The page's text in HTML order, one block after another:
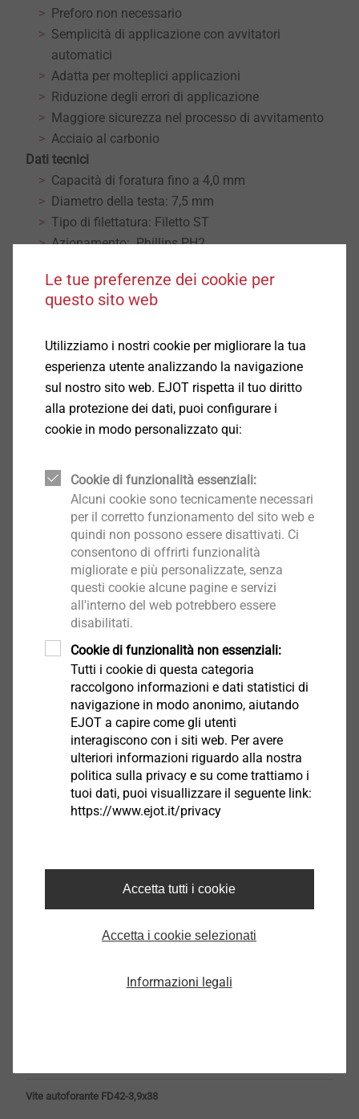
Preforo non necessario
Semplicità di applicazione con avvitatori
automatici
Adatta per molteplici applicazioni
Riduzione degli errori di applicazione
Maggiore sicurezza nel processo di avvitamento
Acciaio al carbonio
Dati tecnici
Capacità di foratura fino a 4,0 mm
Diametro della testa: 7,5 mm
Tipo di filettatura: Filetto ST
Azionamento: Phillips PH2
Download
Product data sheet.pdf 155 KB
Nota: Il trattamento EJOSEAL offre una maggior
Filtro
Vite autoforante FD42 3,9x16
7260822607
Vite autoforante FD42 3,9x19
7260823607
Vite autoforante FD42-3,9x38
Le tue preferenze dei cookie per
questo sito web
Utilizziamo i nostri cookie per migliorare la tua
esperienza utente analizzando la navigazione
sul nostro sito web. EJOT rispetta il tuo diritto
alla protezione dei dati, puoi configurare i
cookie in modo personalizzato qui:
Cookie di funzionalità essenziali:
Alcuni cookie sono tecnicamente necessari
per il corretto funzionamento del sito web e
quindi non possono essere disattivati. Ci
consentono di offrirti funzionalità
migliorate e più personalizzate, senza
questi cookie alcune pagine e servizi
all'interno del web potrebbero essere
disabilitati.
Cookie di funzionalità non essenziali:
Tutti i cookie di questa categoria
raccolgono informazioni e dati statistici di
navigazione in modo anonimo, aiutando
EJOT a capire come gli utenti
interagiscono con i siti web. Per avere
ulteriori informazioni riguardo alla nostra
politica sulla privacy e su come trattiamo i
tuoi dati, puoi visuallizzare il seguente link:
https://www.ejot.it/privacy
Accetta tutti i cookie
Accetta i cookie selezionati
Informazioni legali